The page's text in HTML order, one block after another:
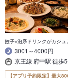
餃子×泡系ドリンクがカジュ
3001～4000円
京王線 府中駅 徒歩
【アプリ予約限定】最大